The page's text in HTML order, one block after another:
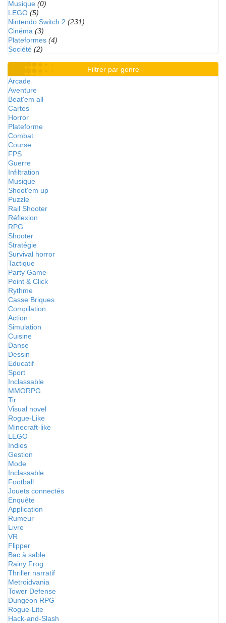
Musique (0)
LEGO (5)
Nintendo Switch 2 (231)
Cinéma (3)
Plateformes (4)
Société (2)
Filtrer par genre
Arcade
Aventure
Beat'em all
Cartes
Horror
Plateforme
Combat
Course
FPS
Guerre
Infiltration
Musique
Shoot'em up
Puzzle
Rail Shooter
Réflexion
RPG
Shooter
Stratégie
Survival horror
Tactique
Party Game
Point & Click
Rythme
Casse Briques
Compilation
Action
Simulation
Cuisine
Danse
Dessin
Educatif
Sport
Inclassable
MMORPG
Tir
Visual novel
Rogue-Like
Minecraft-like
LEGO
Indies
Gestion
Mode
Inclassable
Football
Jouets connectés
Enquête
Application
Rumeur
Livre
VR
Flipper
Bac à sable
Rainy Frog
Thriller narratif
Metroidvania
Tower Defense
Dungeon RPG
Rogue-Lite
Hack-and-Slash